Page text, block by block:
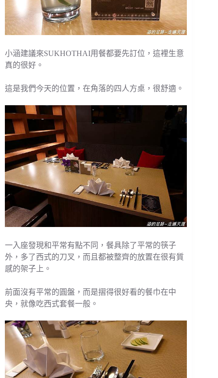
小涵建議來SUKHOTHAI用餐都要先訂位，這裡生意
真的很好。
這是我們今天的位置，在角落的四人方桌，很舒適。
一入座發現和平常有點不同，餐具除了平常的筷子
外，多了西式的刀叉，而且都被整齊的放置在很有質
感的架子上。
前面沒有平常的圓盤，而是摺得很好看的餐巾在中
央，就像吃西式套餐一般。